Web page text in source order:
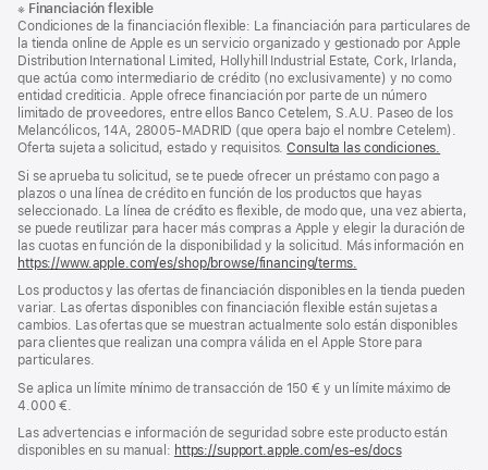
a
pie
de
página
al
pie
※ Financiación flexible
Condiciones de la financiación flexible: La financiación para particulares de
la tienda online de Apple es un servicio organizado y gestionado por Apple
Distribution International Limited, Hollyhill Industrial Estate, Cork, Irlanda,
que actúa como intermediario de crédito (no exclusivamente) y no como
entidad crediticia. Apple ofrece financiación por parte de un número
limitado de proveedores, entre ellos Banco Cetelem, S.A.U. Paseo de los
Melancólicos, 14A, 28005-MADRID (que opera bajo el nombre Cetelem).
Oferta sujeta a solicitud, estado y requisitos.Consulta las condiciones.
Si se aprueba tu solicitud, se te puede ofrecer un préstamo con pago a
plazos o una línea de crédito en función de los productos que hayas
seleccionado. La línea de crédito es flexible, de modo que, una vez abierta,
se puede reutilizar para hacer más compras a Apple y elegir la duración de
las cuotas en función de la disponibilidad y la solicitud. Más información en
https://www.apple.com/es/shop/browse/financing/terms.
Los productos y las ofertas de financiación disponibles en la tienda pueden
variar. Las ofertas disponibles con financiación flexible están sujetas a
cambios. Las ofertas que se muestran actualmente solo están disponibles
para clientes que realizan una compra válida en el Apple Store para
particulares.
Se aplica un límite mínimo de transacción de 150 € y un límite máximo de
4.000 €.
Las advertencias e información de seguridad sobre este producto están
disponibles en su manual: https://support.apple.com/es-es/docs(se